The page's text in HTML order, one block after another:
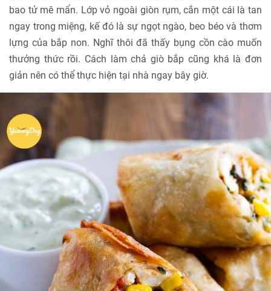
bao tử mê mẩn. Lớp vỏ ngoài giòn rụm, cắn một cái là tan
ngay trong miệng, kế đó là sự ngọt ngào, beo béo và thơm
lựng của bắp non. Nghĩ thôi đã thấy bụng cồn cào muốn
thưởng thức rồi. Cách làm chả giò bắp cũng khá là đơn
giản nên có thể thực hiện tại nhà ngay bây giờ.